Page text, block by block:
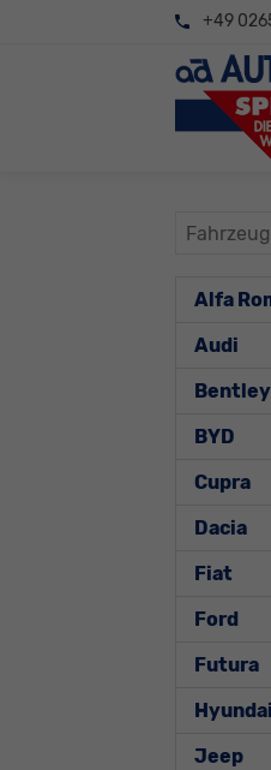
+49
Alfa
Audi
Bentley
BYD
Cupra
Dacia
Fiat
Ford
Futura
Hyundai
Jeep